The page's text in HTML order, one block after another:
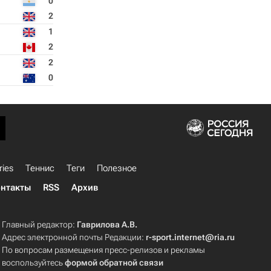
2
1
2
2
0
Теннис Теги
Полезное
RSS Архив
Главный редактор: Гаврилова А.В.
Адрес электронной почты Редакции: r-sport.internet@ria.ru
По вопросам размещения пресс-релизов и рекламы
воспользуйтесьформой обратной связи